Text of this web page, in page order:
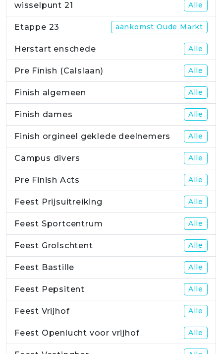
wisselpunt 21 Alle
Etappe 23 aankomst Oude Markt
Herstart enschede Alle
Pre Finish (Calslaan) Alle
Finish algemeen Alle
Finish dames Alle
Finish orgineel geklede deelnemers Alle
Campus divers Alle
Pre Finish Acts Alle
Feest Prijsuitreiking Alle
Feest Sportcentrum Alle
Feest Grolschtent Alle
Feest Bastille Alle
Feest Pepsitent Alle
Feest Vrijhof Alle
Feest Openlucht voor vrijhof Alle